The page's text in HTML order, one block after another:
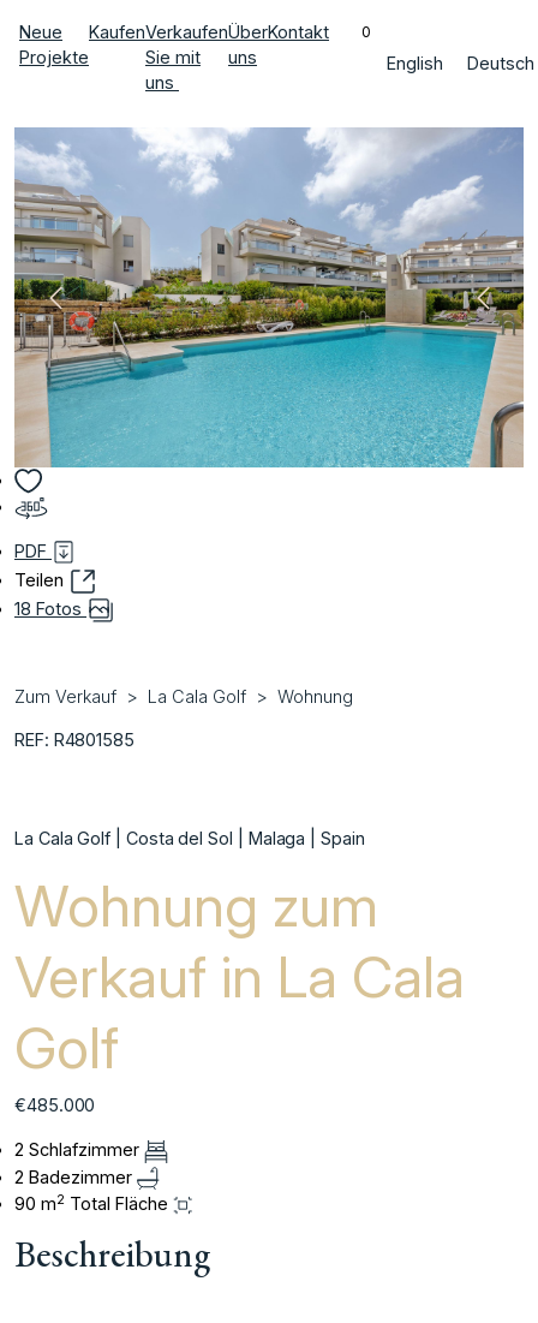
Neue
Projekte
KaufenVerkaufen
Sie mit
uns
Über
uns
Kontakt 0
English Deutsch
PDF
Teilen
18 Fotos
Zum Verkauf La Cala Golf Wohnung
REF: R4801585
La Cala Golf | Costa del Sol | Malaga | Spain
Wohnung zum
Verkauf in La Cala
Golf
€485.000
2 Schlafzimmer
2 Badezimmer
90 m2 Total Fläche
Beschreibung